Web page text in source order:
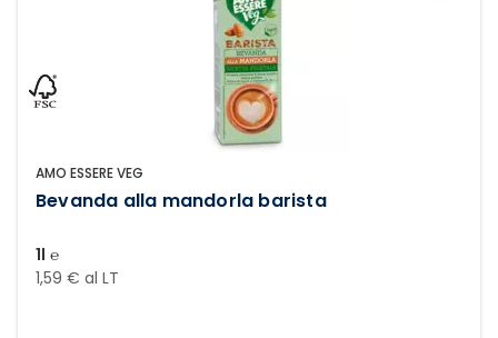
AMO ESSERE VEG
Bevanda alla mandorla barista
1l ℮
1,59 € al LT